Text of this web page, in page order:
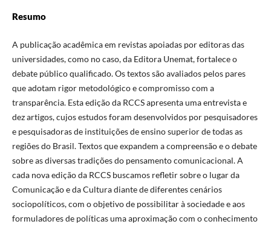
Resumo
A publicação acadêmica em revistas apoiadas por editoras das
universidades, como no caso, da Editora Unemat, fortalece o
debate público qualificado. Os textos são avaliados pelos pares
que adotam rigor metodológico e compromisso com a
transparência. Esta edição da RCCS apresenta uma entrevista e
dez artigos, cujos estudos foram desenvolvidos por pesquisadores
e pesquisadoras de instituições de ensino superior de todas as
regiões do Brasil. Textos que expandem a compreensão e o debate
sobre as diversas tradições do pensamento comunicacional. A
cada nova edição da RCCS buscamos refletir sobre o lugar da
Comunicação e da Cultura diante de diferentes cenários
sociopolíticos, com o objetivo de possibilitar à sociedade e aos
formuladores de políticas uma aproximação com o conhecimento